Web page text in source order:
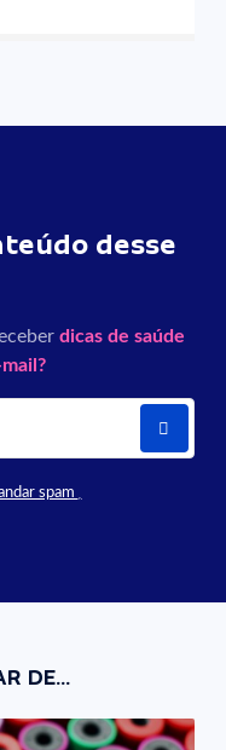
desse
dicas de saúde
spam
DE...